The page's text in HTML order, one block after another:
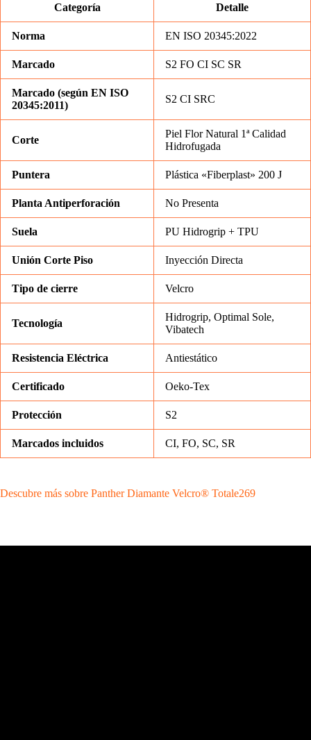
Categoría Detalle
Norma EN ISO 20345:2022
Marcado S2 FO CI SC SR
Marcado (según EN ISO
20345:2011)
S2 CI SRC
Corte
Piel Flor Natural 1ª Calidad
Hidrofugada
Puntera Plástica «Fiberplast» 200 J
Planta Antiperforación No Presenta
Suela PU Hidrogrip + TPU
Unión Corte Piso Inyección Directa
Tipo de cierre Velcro
Tecnología
Hidrogrip, Optimal Sole,
Vibatech
Resistencia Eléctrica Antiestático
Certificado Oeko-Tex
Protección S2
Marcados incluidos CI, FO, SC, SR
Descubre más sobre Panther Diamante Velcro® Totale269